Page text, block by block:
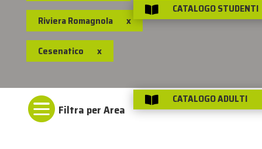
Riviera Romagnola x
Cesenatico x

 CATALOGO STUDENTI
 CATALOGO ADULTI